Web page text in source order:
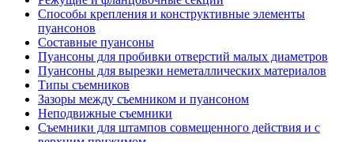
Способы крепления и конструктивные элементы
пуансонов
Составные пуансоны
Пуансоны для пробивки отверстий малых диаметров
Пуансоны для вырезки неметаллических материалов
Типы съемников
Зазоры между съемником и пуансоном
Неподвижные съемники
Съемники для штампов совмещенного действия и с